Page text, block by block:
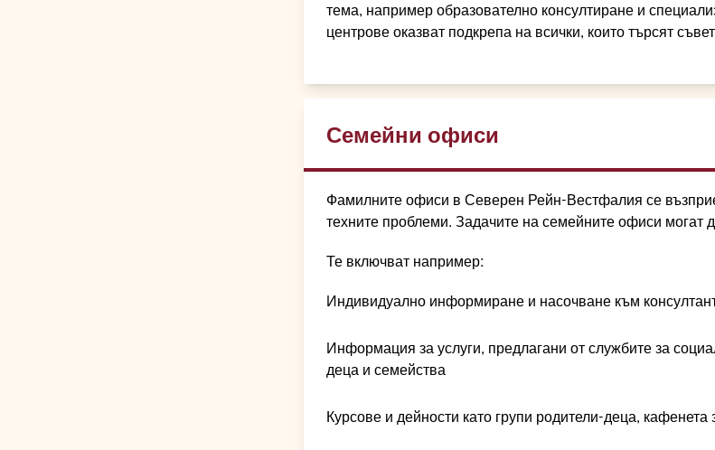
тема, например образователно консултиране и
центрове оказват подкрепа на всички, които търсят
Семейни офиси
Фамилните офиси в Северен Рейн-Вестфалия се
техните проблеми. Задачите на семейните офиси могат
Те включват например:
Индивидуално информиране и насочване към
Информация за услуги, предлагани от службите за
деца и семейства
Курсове и дейности като групи родители-деца,